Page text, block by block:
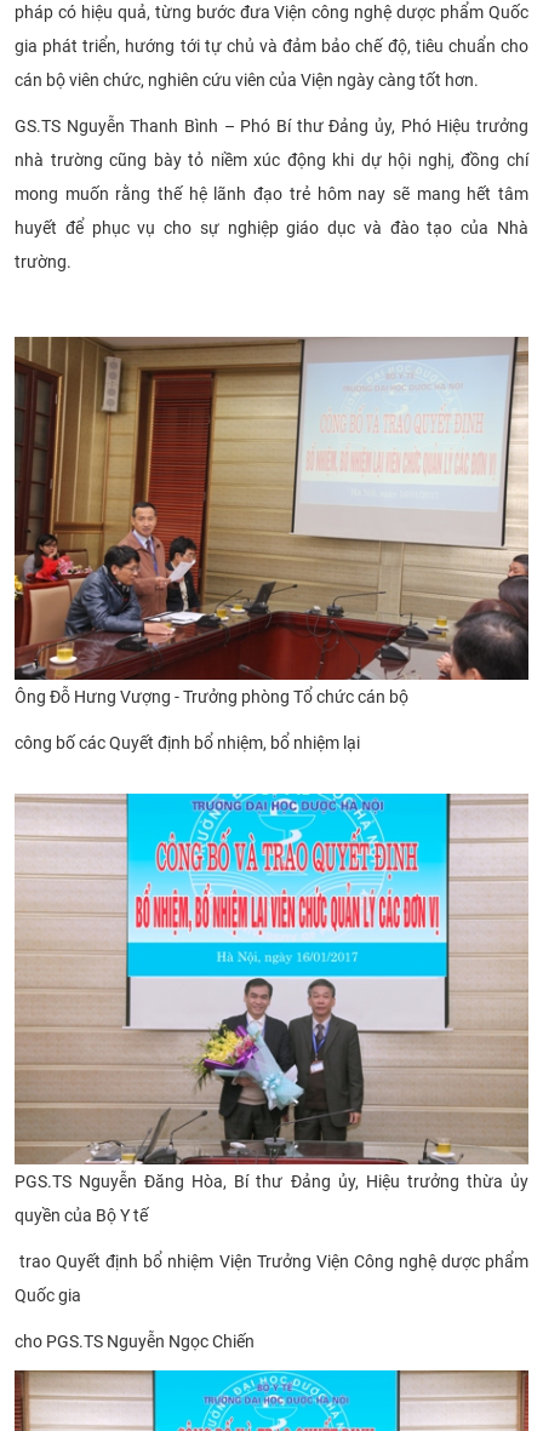
pháp có hiệu quả, từng bước đưa Viện công nghệ dược phẩm Quốc
gia phát triển, hướng tới tự chủ và đảm bảo chế độ, tiêu chuẩn cho
cán bộ viên chức, nghiên cứu viên của Viện ngày càng tốt hơn.
GS.TS Nguyễn Thanh Bình – Phó Bí thư Đảng ủy, Phó Hiệu trưởng
nhà trường cũng bày tỏ niềm xúc động khi dự hội nghị, đồng chí
mong muốn rằng thế hệ lãnh đạo trẻ hôm nay sẽ mang hết tâm
huyết để phục vụ cho sự nghiệp giáo dục và đào tạo của Nhà
trường.
Ông Đỗ Hưng Vượng - Trưởng phòng Tổ chức cán bộ
công bố các Quyết định bổ nhiệm, bổ nhiệm lại
PGS.TS Nguyễn Đăng Hòa, Bí thư Đảng ủy, Hiệu trưởng thừa ủy
quyền của Bộ Y tế
trao Quyết định bổ nhiệm Viện Trưởng Viện Công nghệ dược phẩm
Quốc gia
cho PGS.TS Nguyễn Ngọc Chiến